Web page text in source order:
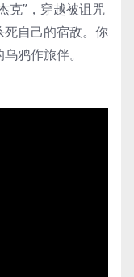
克”，穿越被诅咒
自己的宿敌。你
鸦作旅伴。